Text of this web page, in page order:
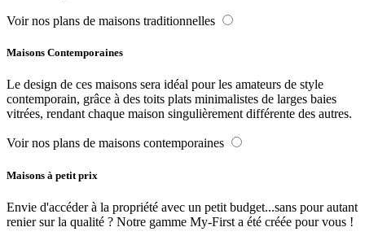
Voir nos plans de maisons traditionnelles
Maisons Contemporaines
Le design de ces maisons sera idéal pour les amateurs de style
contemporain, grâce à des toits plats minimalistes de larges baies
vitrées, rendant chaque maison singulièrement différente des autres.
Voir nos plans de maisons contemporaines
Maisons à petit prix
Envie d'accéder à la propriété avec un petit budget...sans pour autant
renier sur la qualité ? Notre gamme My-First a été créée pour vous !